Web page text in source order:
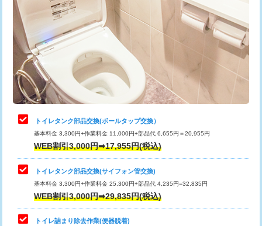
トイレタンク部品交換(ボールタップ交換）
基本料金 3,300円+作業料金 11,000円+部品代 6,655円＝20,955円
WEB割引3,000円➡17,955円(税込)
トイレタンク部品交換(サイフォン管交換)
基本料金 3,300円+作業料金 25,300円+部品代 4,235円=32,835円
WEB割引3,000円➡29,835円(税込)
トイレ詰まり除去作業(便器脱着)